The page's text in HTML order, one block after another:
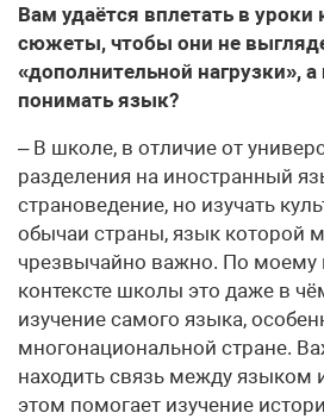
Вам удаётся вплетать в уроки
сюжеты, чтобы они не
«дополнительной нагрузки»,
понимать язык?
– В школе, в отличие от
разделения на иностранный
страноведение, но изучать
обычаи страны, язык которой
чрезвычайно важно. По моему
контексте школы это даже в
изучение самого языка,
многонациональной стране.
находить связь между языком
этом помогает изучение